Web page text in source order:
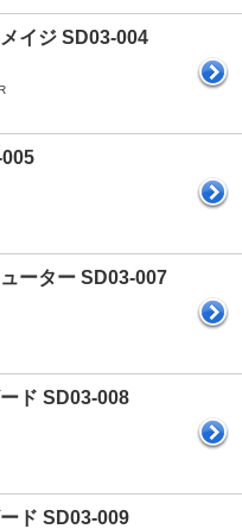
イジ SD03-004
ーター SD03-007
ド SD03-008
ド SD03-009